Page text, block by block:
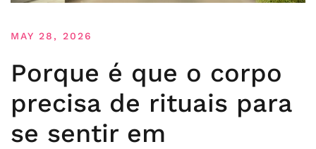
MAY 28, 2026
Porque é que o corpo
precisa de rituais para
se sentir em